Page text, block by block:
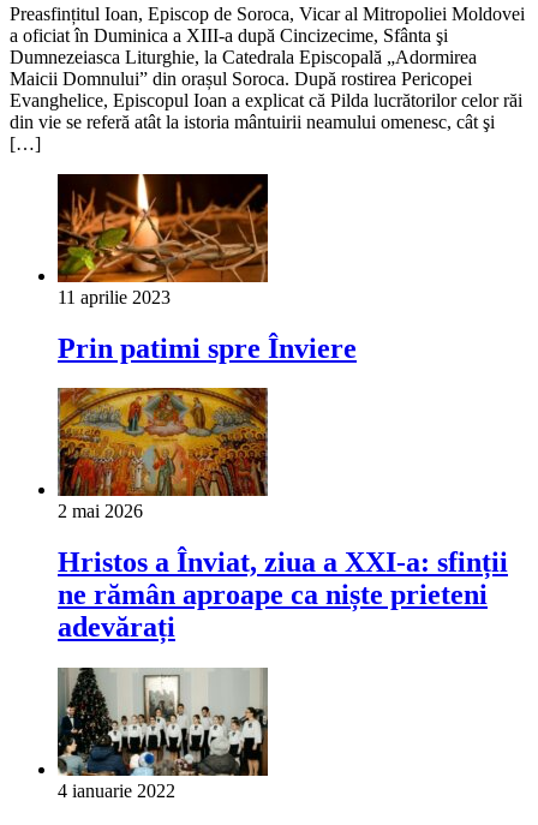
Preasfințitul Ioan, Episcop de Soroca, Vicar al Mitropoliei Moldovei
a oficiat în Duminica a XIII-a după Cincizecime, Sfânta şi
Dumnezeiasca Liturghie, la Catedrala Episcopală „Adormirea
Maicii Domnului” din orașul Soroca. După rostirea Pericopei
Evanghelice, Episcopul Ioan a explicat că Pilda lucrătorilor celor răi
din vie se referă atât la istoria mântuirii neamului omenesc, cât şi
[…]
11 aprilie 2023
Prin patimi spre Înviere
2 mai 2026
Hristos a Înviat, ziua a XXI-a: sfinții
ne rămân aproape ca niște prieteni
adevărați
4 ianuarie 2022